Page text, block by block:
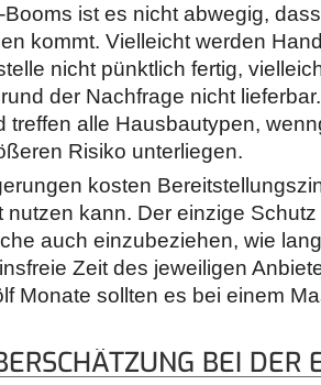
ist es nicht abwegig,
kommt. Vielleicht werden
nicht pünktlich fertig,
der Nachfrage nicht
treffen alle Hausbautypen,
Risiko unterliegen.
kosten
nutzen kann. Der einzige
auch einzubeziehen, wie
Zeit des jeweiligen
Monate sollten es bei einem
BEI DER